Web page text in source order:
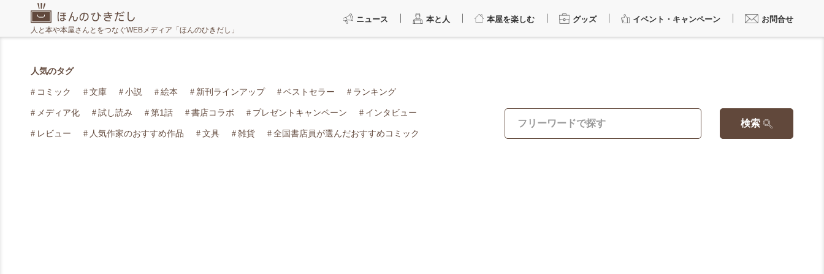
人と本や本屋さんとをつなぐWEBメディア「ほんのひきだし」
ニュース 本と人 本屋を楽しむ グッズ イベント・キャンペーン お問合せ
人気のタグ
コミック 文庫 小説 絵本 新刊ラインアップ ベストセラー ランキング
メディア化 試し読み 第1話 書店コラボ プレゼントキャンペーン インタビュー
レビュー 人気作家のおすすめ作品 文具 雑貨 全国書店員が選んだおすすめコミック
検索